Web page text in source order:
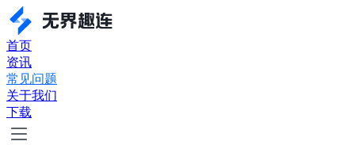
首页
资讯
常见问题
关于我们
下载